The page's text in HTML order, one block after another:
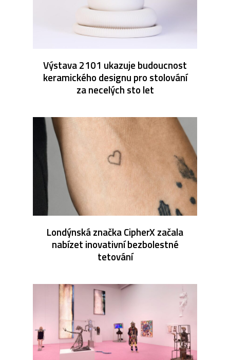
Výstava 2101 ukazuje budoucnost
keramického designu pro stolování
za necelých sto let
Londýnská značka CipherX začala
nabízet inovativní bezbolestné
tetování